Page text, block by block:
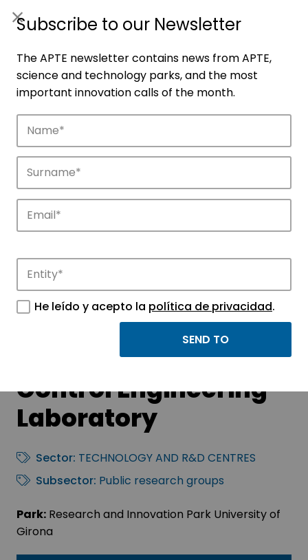
Companies
Discover the companies that drive
innovation in APTE’s parks.
Modeling,
Identification, and
Control Engineering
Laboratory
Sector: TECHNOLOGY AND R&D CENTRES
Subsector: Public research groups
Park: Research and Innovation Park University of
Girona
Subscribe to our Newsletter
The APTE newsletter contains news from APTE,
science and technology parks, and the most
important innovation calls of the month.
He leído y acepto la política de privacidad.